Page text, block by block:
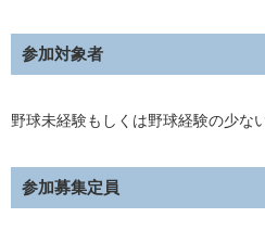
参加対象者
野球未経験もしくは野球経験の少な
参加募集定員